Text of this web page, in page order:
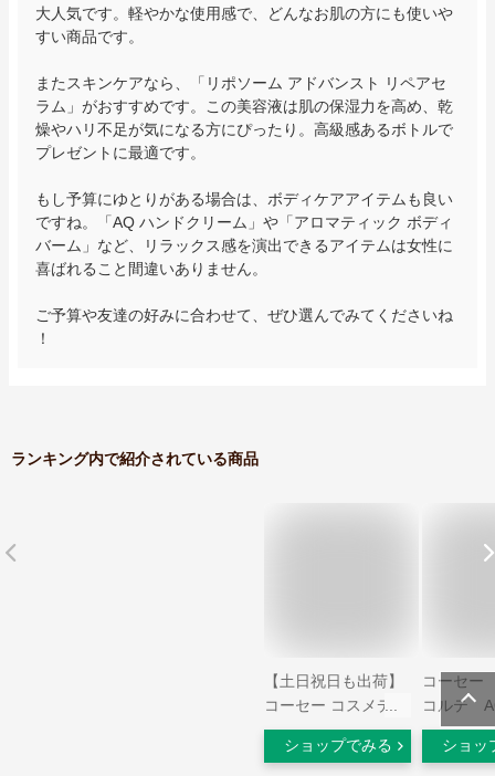
大人気です。軽やかな使用感で、どんなお肌の方にも使いや
すい商品です。
またスキンケアなら、「リポソーム アドバンスト リペアセ
ラム」がおすすめです。この美容液は肌の保湿力を高め、乾
燥やハリ不足が気になる方にぴったり。高級感あるボトルで
プレゼントに最適です。
もし予算にゆとりがある場合は、ボディケアアイテムも良い
ですね。「AQ ハンドクリーム」や「アロマティック ボディ
バーム」など、リラックス感を演出できるアイテムは女性に
喜ばれること間違いありません。
ご予算や友達の好みに合わせて、ぜひ選んでみてくださいね
！
ランキング内で紹介されている商品
【土日祝日も出荷】
コーセー コスメデコ
ルテ フェイスパウダ
ー ルースパウダー
ショップでみる
コーセー
コルテ
ンスグロ
ー 30mL
ショッ